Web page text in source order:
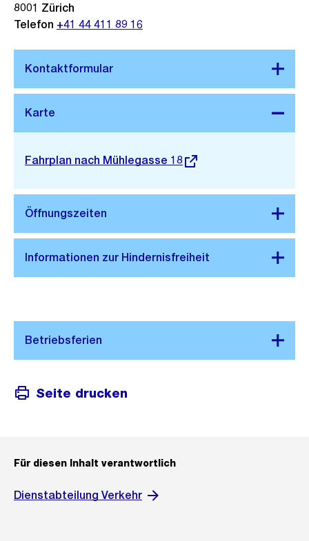
Stadtplan 3D
Externer
Fahrplan nach Mühlegasse 18
8001 Zürich
Telefon +41 44 411 89 16
Seite drucken
Für diesen Inhalt verantwortlich
Dienstabteilung Verkehr